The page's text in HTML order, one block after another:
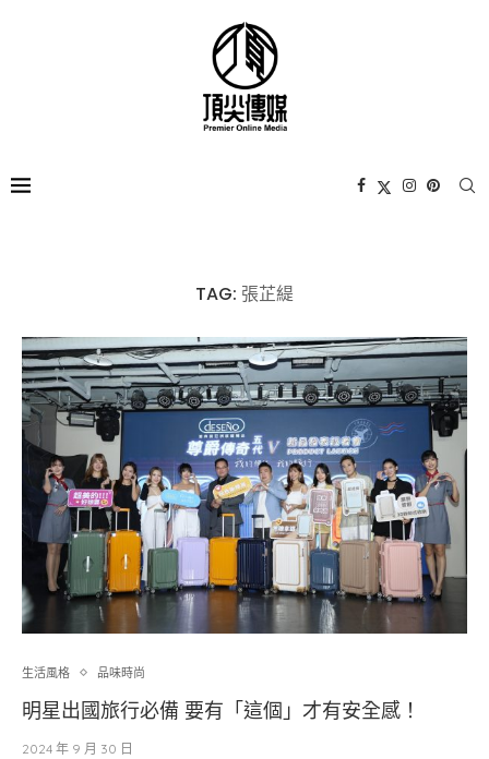
TAG: 張芷緹
生活風格 品味時尚
明星出國旅行必備 要有「這個」才有安全感！
2024 年 9 月 30 日